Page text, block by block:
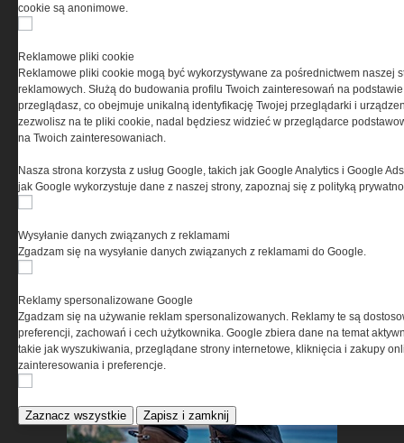
Nie każda kamizelka chroni
tak samo. Zobacz, co robi
różnicę »
Czy wiesz jaką innowacje
zawiera w sobie to taktyczne
obuwie? Przekonaj się »
cookie są anonimowe.
Reklamowe pliki cookie
Reklamowe pliki cookie mogą być wykorzystywane za pośrednictwem naszej
reklamowych. Służą do budowania profilu Twoich zainteresowań na
przeglądasz, co obejmuje unikalną identyfikację Twojej przeglądarki i
zezwolisz na te pliki cookie, nadal będziesz widzieć w przeglądarce
na Twoich zainteresowaniach.
Nasza strona korzysta z usług Google, takich jak Google Analytics i Google
jak Google wykorzystuje dane z naszej strony, zapoznaj się z polityką
Wysyłanie danych związanych z reklamami
Zgadzam się na wysyłanie danych związanych z reklamami do Google.
Reklamy spersonalizowane Google
Zgadzam się na używanie reklam spersonalizowanych. Reklamy te są
preferencji, zachowań i cech użytkownika. Google zbiera dane na temat
takie jak wyszukiwania, przeglądane strony internetowe, kliknięcia i zakupy
zainteresowania i preferencje.
Zaznacz wszystkie Zapisz i zamknij